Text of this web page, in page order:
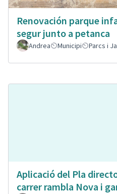
Renovación parque
segur junto a petanca
Andrea Municipi Parcs i
Aplicació del Pla
carrer rambla Nova i